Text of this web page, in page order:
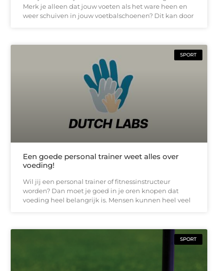
Merk je alleen dat jouw voeten als het ware heen en
weer schuiven in jouw voetbalschoenen? Dit kan door
SPORT
Een goede personal trainer weet alles over
voeding!
Wil jij een personal trainer of fitnessinstructeur
worden? Dan moet je goed in je oren knopen dat
voeding heel belangrijk is. Mensen kunnen heel veel
SPORT